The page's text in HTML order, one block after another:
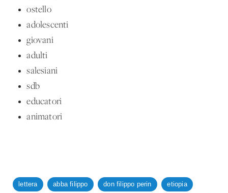
ostello
adolescenti
giovani
adulti
salesiani
sdb
educatori
animatori
lettera abba filippo don filippo perin etiopia